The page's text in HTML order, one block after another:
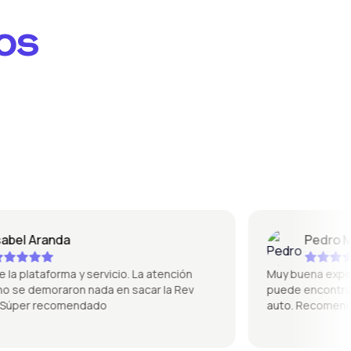
Aranda
y servicio. La atención
demoraron nada en sacar la Rev
recomendado
Pedro
Muy buena
puede encontrar
auto.